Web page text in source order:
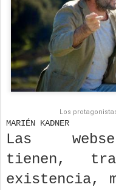
Los
MARIÉN KADNER
Las
tienen,
existencia,